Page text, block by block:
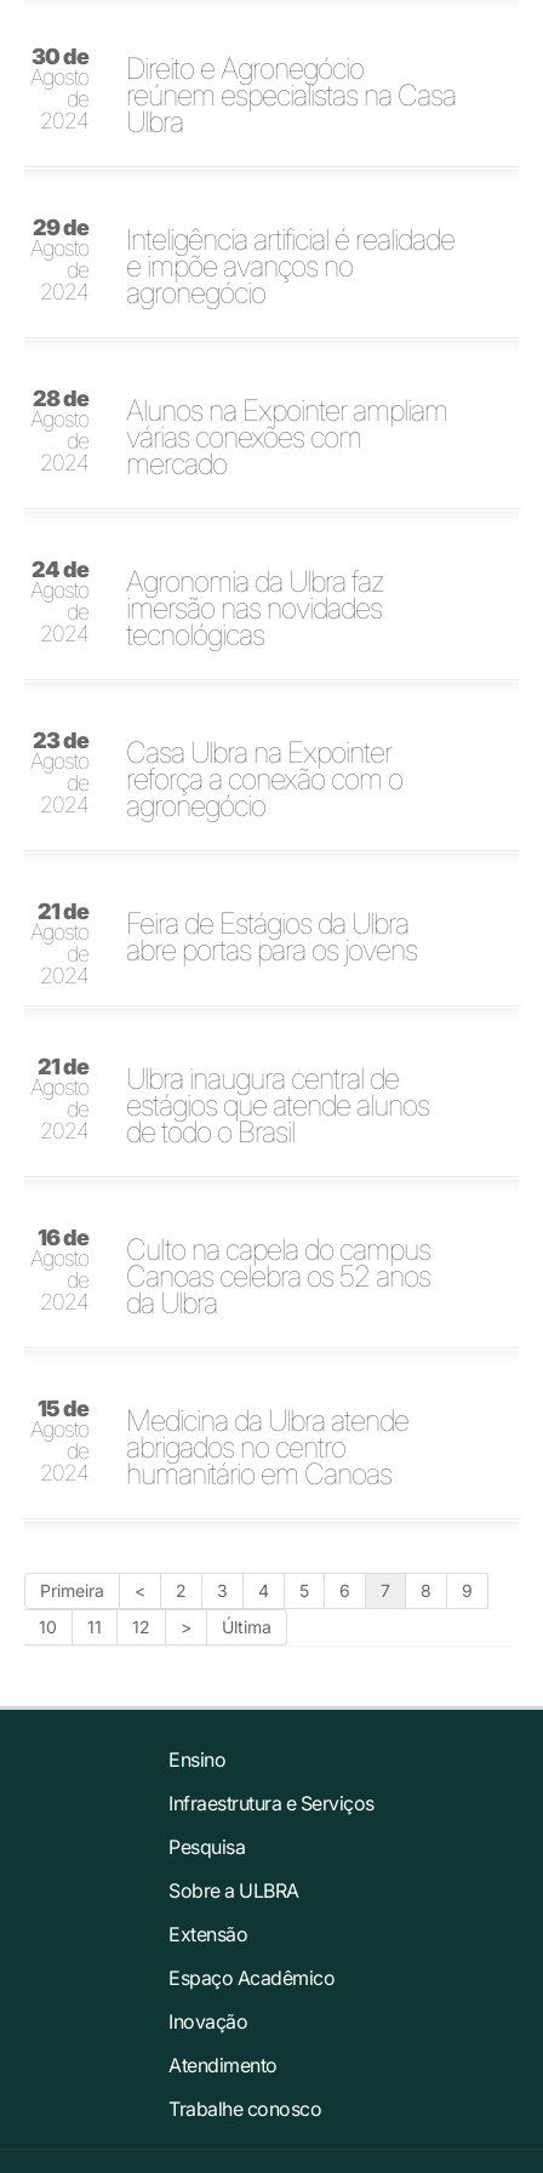
30 de
Agosto
de
2024
Direito e Agronegócio
reúnem especialistas na Casa
Ulbra
29 de
Agosto
de
2024
Inteligência artificial é realidade
e impõe avanços no
agronegócio
28 de
Agosto
de
2024
Alunos na Expointer ampliam
várias conexões com
mercado
24 de
Agosto
de
2024
Agronomia da Ulbra faz
imersão nas novidades
tecnológicas
23 de
Agosto
de
2024
Casa Ulbra na Expointer
reforça a conexão com o
agronegócio
21 de
Agosto
de
2024
Feira de Estágios da Ulbra
abre portas para os jovens
21 de
Agosto
de
2024
Ulbra inaugura central de
estágios que atende alunos
de todo o Brasil
16 de
Agosto
de
2024
Culto na capela do campus
Canoas celebra os 52 anos
da Ulbra
15 de
Agosto
de
2024
Medicina da Ulbra atende
abrigados no centro
humanitário em Canoas
Primeira < 2 3 4 5 6 7 8
9
10
11 12 > Última
Ensino
Infraestrutura e Serviços
Pesquisa
Sobre a ULBRA
Extensão
Espaço Acadêmico
Inovação
Atendimento
Trabalhe conosco